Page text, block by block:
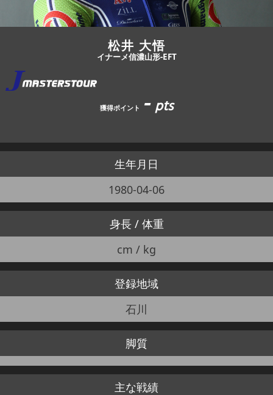
松井 大悟
イナーメ信濃山形-EFT
獲得ポイント -pts
生年月日
1980-04-06
身長 / 体重
cm / kg
登録地域
石川
脚質
主な戦績